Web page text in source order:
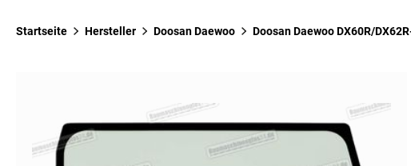
Startseite Hersteller Doosan Daewoo Doosan Daewoo DX60R/